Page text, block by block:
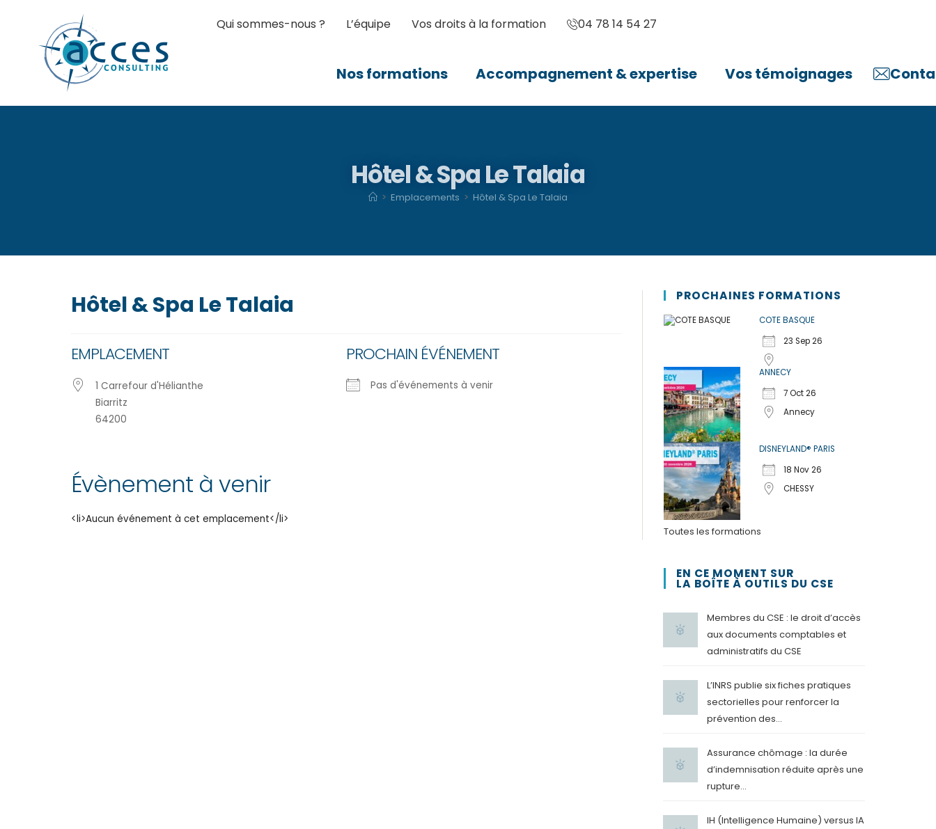
Qui sommes-nous ? L’équipe Vos droits à la formation 04 78 14 54 27
Nos formations Accompagnement & expertise Vos témoignages
Hôtel & Spa Le Talaia
> Emplacements > Hôtel & Spa Le Talaia
Hôtel & Spa Le Talaia
EMPLACEMENT
1 Carrefour d'Hélianthe
Biarritz
64200
PROCHAIN ÉVÉNEMENT
Pas d'événements à venir
Évènement à venir
<li>Aucun événement à cet emplacement</li>
PROCHAINES FORMATIONS
COTE BASQUE
23 Sep 26
ANNECY
7 Oct 26
Annecy
DISNEYLAND® PARIS
18 Nov 26
CHESSY
Toutes les formations
EN CE MOMENT SUR
LA BOÎTE À OUTILS DU CSE
Membres du CSE : le droit d’accès
aux documents comptables et
administratifs du CSE
L’INRS publie six fiches pratiques
sectorielles pour renforcer la
prévention des...
Assurance chômage : la durée
d’indemnisation réduite après une
rupture...
IH (Intelligence Humaine) versus IA